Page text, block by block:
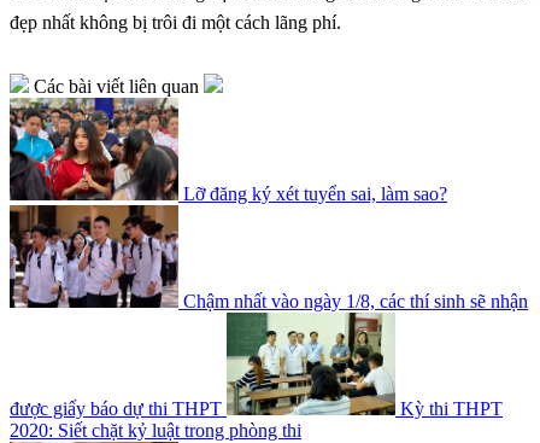
đẹp nhất không bị trôi đi một cách lãng phí.
Các bài viết liên quan
Lỡ đăng ký xét tuyển sai, làm sao?
Chậm nhất vào ngày 1/8, các thí sinh sẽ nhận
được giấy báo dự thi THPT
Kỳ thi THPT
2020: Siết chặt kỷ luật trong phòng thi